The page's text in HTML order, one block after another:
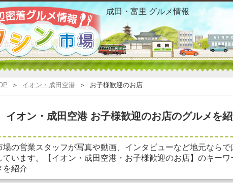
イオン・成田空港 お子様歓迎のお
成田・富里 グルメ情報
＞ イオン・成田空港 ＞ お子様歓迎のお店
イオン・成田空港 お子様歓迎のお店のグルメを
場の営業スタッフが写真や動画、インタビューなど地元ならで
ています。【イオン・成田空港・お子様歓迎のお店】のキーワ
を紹介